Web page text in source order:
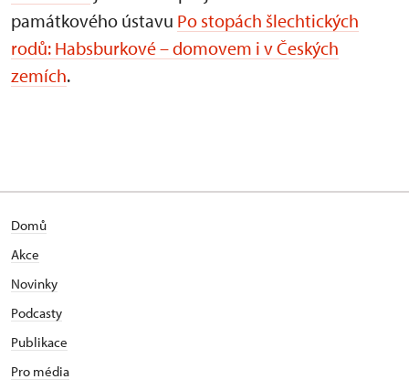
památkového ústavu Po stopách šlechtických
rodů: Habsburkové – domovem i v Českých
zemích.
Domů
Akce
Novinky
Podcasty
Publikace
Pro média